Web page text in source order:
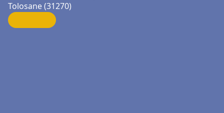
Tolosane (31270)